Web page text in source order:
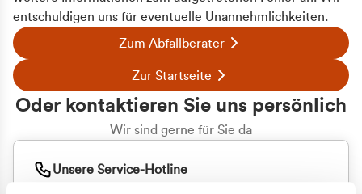
entschuldigen uns für eventuelle Unannehmlichkeiten.
Zum Abfallberater
Zur Startseite
Oder kontaktieren Sie uns persönlich
Wir sind gerne für Sie da
Unsere Service-Hotline